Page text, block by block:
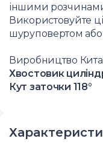
іншими
Використовуйте
шуруповертом або
Виробництво
Хвостовик
Кут заточки 118°